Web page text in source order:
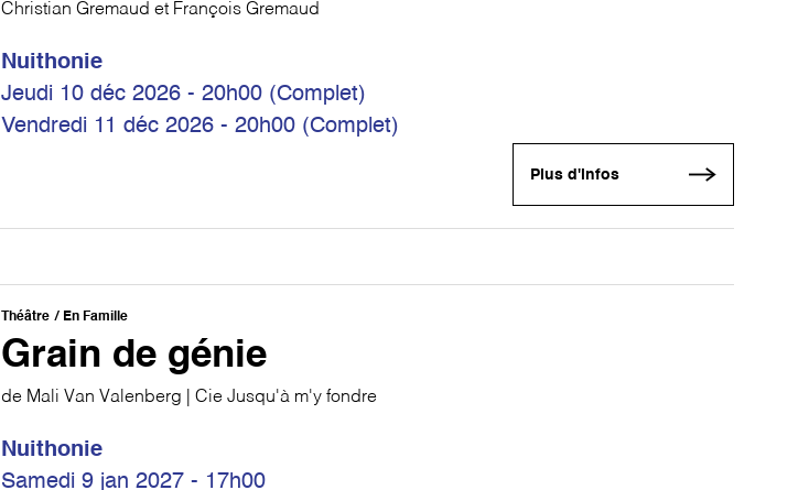
Christian Gremaud et François Gremaud
Nuithonie
Jeudi 10 déc 2026 - 20h00 (Complet)
Vendredi 11 déc 2026 - 20h00 (Complet)
Plus d'infos
Théâtre En Famille
Grain de génie
de Mali Van Valenberg | Cie Jusqu'à m'y fondre
Nuithonie
Samedi 9 jan 2027 - 17h00